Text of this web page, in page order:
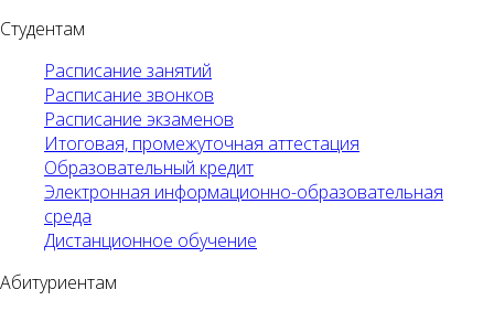
Студентам
Расписание занятий
Расписание звонков
Расписание экзаменов
Итоговая, промежуточная аттестация
Образовательный кредит
Электронная информационно-образовательная
среда
Дистанционное обучение
Абитуриентам